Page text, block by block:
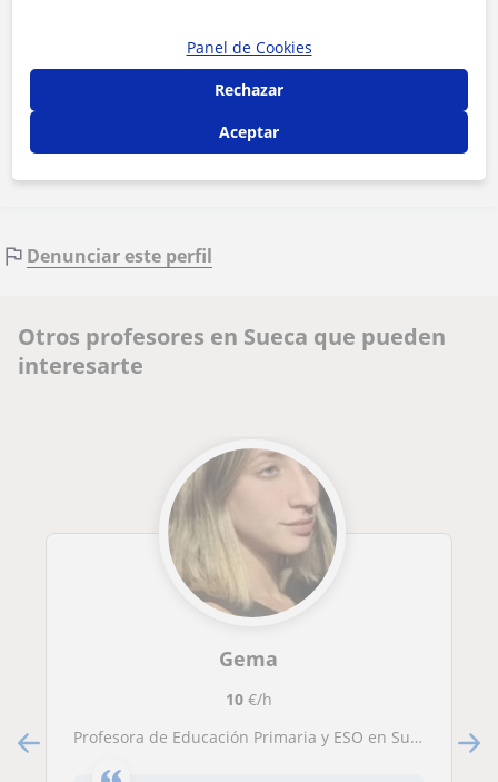
Al hacer clic, aceptas nuestroaviso legaly deprivacidad
Contactar ahora
Denunciar este perfil
Otros profesores en Sueca que pueden
interesarte
Gema
10€/h
Profesora de Educación Primaria y ESO en Sueca (Valencia), con formación en Magisterio y Educación Infantil
Panel de Cookies
Rechazar
Aceptar